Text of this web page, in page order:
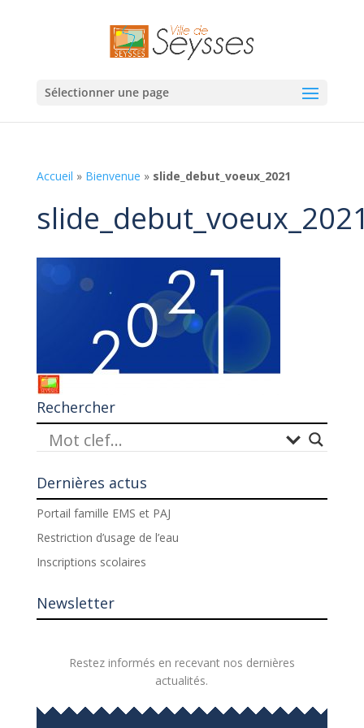
Sélectionner une page
Accueil » Bienvenue » slide_debut_voeux_2021
Rechercher
Dernières actus
Portail famille EMS et PAJ
Restriction d’usage de l’eau
Inscriptions scolaires
Newsletter
Restez informés en recevant nos dernières
actualités.